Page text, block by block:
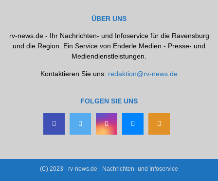
ÜBER UNS
rv-news.de - Ihr Nachrichten- und Infoservice für die Ravensburg
und die Region. Ein Service von Enderle Medien - Presse- und
Mediendienstleistungen.
Kontaktieren Sie uns: redaktion@rv-news.de
FOLGEN SIE UNS
(C) 2023 - rv-news.de - Nachrichten- und Infoservice